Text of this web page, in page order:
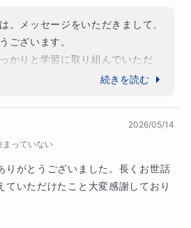
。メッセージをいただきまして、
ございます。
かりと学習に取り組んでいただ
に中学数学の課程を終えることがで
をきっちりとこなされて、自主的
読んで先取り学習をされるなど、
学習の習慣ができておられること
成果につながりました。
すます、大きくチャレンジして飛
続きを読む
まっていない
2026/05/14
りがとうございました。長くお世話
ていただけたこと大変感謝しており